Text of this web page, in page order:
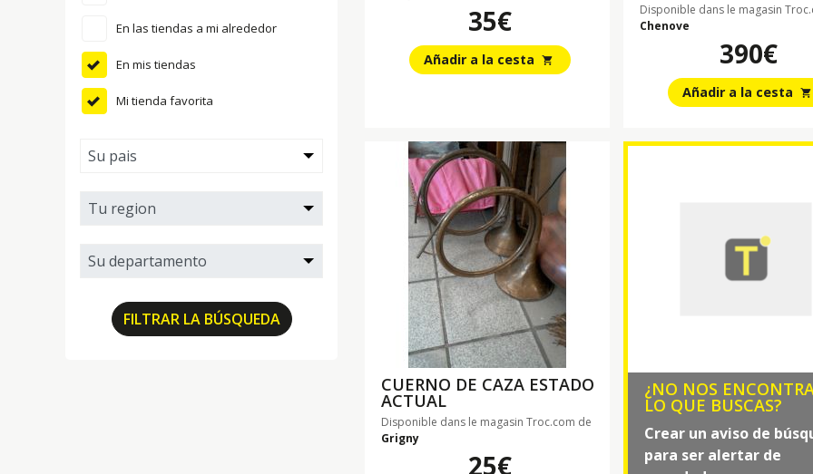
En las tiendas a mi alrededor
En mis tiendas
Mi tienda favorita
FILTRAR LA BÚSQUEDA
35€
Añadir a la cesta shopping_cart
Disponible dans le magasin
Chenove
390€
Añadir a la cesta shopping_cart
CUERNO DE CAZA ESTADO
ACTUAL
Disponible dans le magasin Troc.com de
Grigny
25€
¿NO NOS
LO QUE BUSCAS?
Crear un aviso de
para ser alertar de